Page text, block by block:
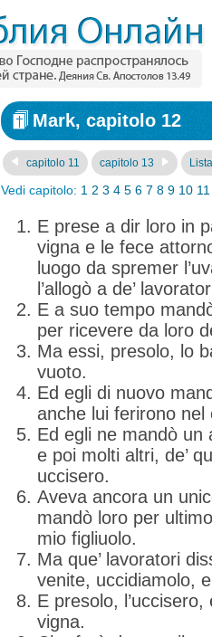
Mark, capitolo 12
capitolo 11 capitolo 13
Vedi capitolo: 1 2 3 4 5 6 7 8 9 10 11
E prese a dir loro in
vigna e le fece
luogo da spremer
l’allogò a de’
E a suo tempo
per ricevere da loro
Ma essi, presolo, lo
vuoto.
Ed egli di nuovo
anche lui ferirono
Ed egli ne mandò un
e poi molti altri, de’
uccisero.
Aveva ancora un
mandò loro per
mio figliuolo.
Ma que’ lavoratori
venite, uccidiamolo,
E presolo,
vigna.